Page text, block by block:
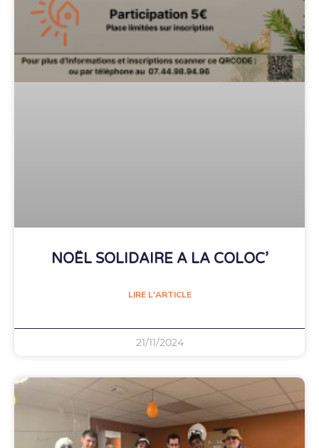
NOËL SOLIDAIRE A LA COLOC’
LIRE L'ARTICLE
21/11/2024